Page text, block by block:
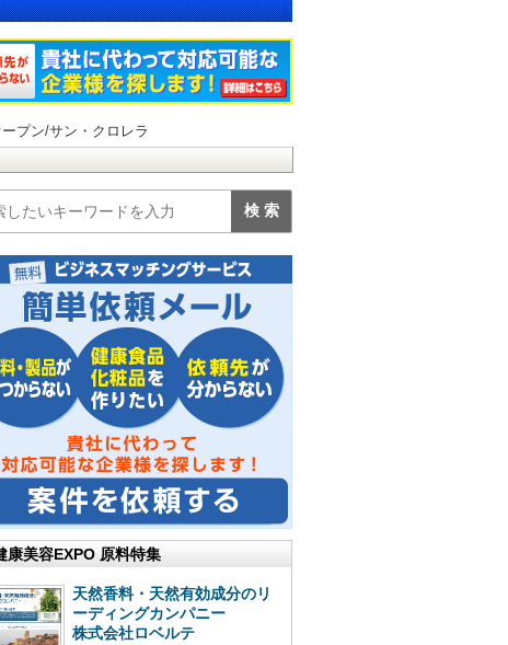
プン/サン・クロレラ
康美容EXPO 原料特集
天然香料・天然有効成分のリ
ーディングカンパニー
株式会社ロベルテ